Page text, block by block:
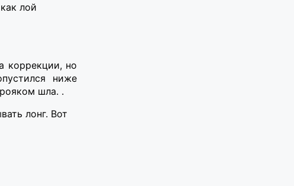
лой
коррекции, но
ниже
шла. .
лонг. Вот